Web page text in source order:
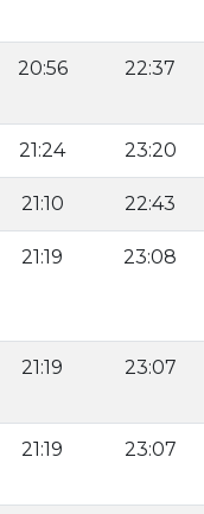
20:56 22:37
21:24 23:20
21:10 22:43
21:19 23:08
21:19 23:07
21:19 23:07